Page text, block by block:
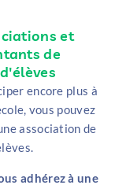
et
de
encore plus à
vous pouvez
association de
adhérez à une